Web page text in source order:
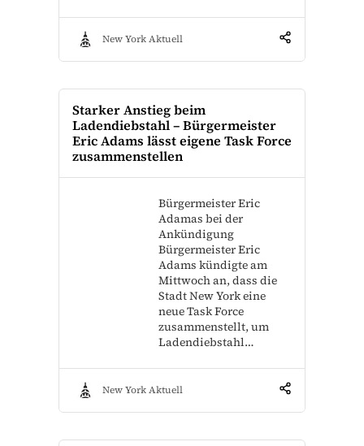
New York Aktuell
Starker Anstieg beim
Ladendiebstahl – Bürgermeister
Eric Adams lässt eigene Task Force
zusammenstellen
Bürgermeister Eric
Adamas bei der
Ankündigung
Bürgermeister Eric
Adams kündigte am
Mittwoch an, dass die
Stadt New York eine
neue Task Force
zusammenstellt, um
Ladendiebstahl…
New York Aktuell